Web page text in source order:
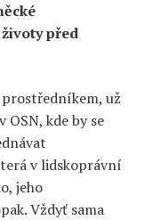
před
už
OSN, kde by se
v lidskoprávní
jeho
Vždyť sama